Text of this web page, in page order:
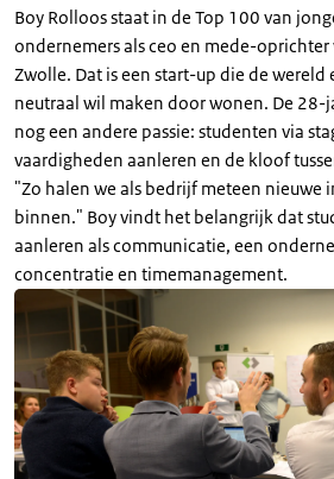
Boy Rolloos staat in de Top 100 van
ondernemers als ceo en mede-oprichter
Zwolle. Dat is een start-up die de wereld
neutraal wil maken door wonen. De
nog een andere passie: studenten via
vaardigheden aanleren en de kloof
"Zo halen we als bedrijf meteen nieuwe
binnen." Boy vindt het belangrijk dat
aanleren als communicatie, een
concentratie en timemanagement.